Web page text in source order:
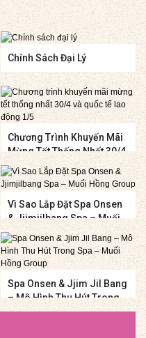
Chính Sách Đại Lý
Chương Trình Khuyến Mãi
Mừng Tết Thống Nhất 30/4
Và Quốc Tế Lao Động 1/5
Vì Sao Lắp Đặt Spa Onsen
& Jjimjilbang Spa – Muối
Hồng Group
Spa Onsen & Jjim Jil Bang
– Mô Hình Thu Hút Trong
Spa – Muối Hồng Group